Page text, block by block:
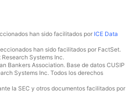
han sido facilitados por ICE Data
han sido facilitados por FactSet.
Systems Inc.
Bankers Association. Base de datos CUSIP
Systems Inc. Todos los derechos
la SEC y otros documentos facilitados por